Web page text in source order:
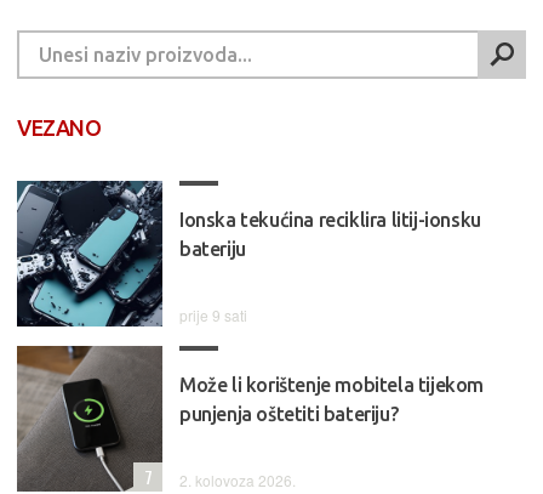
VEZANO
Ionska tekućina reciklira litij-ionsku
bateriju
prije 9 sati
Može li korištenje mobitela tijekom
punjenja oštetiti bateriju?
2. kolovoza 2026.
7